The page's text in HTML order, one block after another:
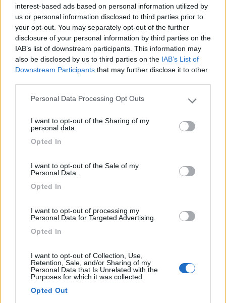
interest-based ads based on personal information utilized by
us or personal information disclosed to third parties prior to
your opt-out. You may separately opt-out of the further
disclosure of your personal information by third parties on the
IAB’s list of downstream participants. This information may
also be disclosed by us to third parties on the IAB’s List of
Downstream Participants that may further disclose it to other
Please note that this website/app uses one or more Google
not limited to your visit or usage behaviour. You may click to
grant or deny consent to Google and its third-party tags to
use your data for below specified purposes in below Google
Personal Data Processing Opt Outs
I want to opt-out of the Sharing of my
personal data.
Opted In
I want to opt-out of the Sale of my
Personal Data.
Opted In
I want to opt-out of processing my
Personal Data for Targeted Advertising.
Opted In
I want to opt-out of Collection, Use,
Retention, Sale, and/or Sharing of my
Personal Data that Is Unrelated with the
Purposes for which it was collected.
Opted Out
In regione Montoso, in faggeto secolare, tranquilla e
pan...
Bagnolo (CN) - 13.5km
Via del Santuario 30
Area di sosta (PS)
8,1 12
Servizi / Posizione